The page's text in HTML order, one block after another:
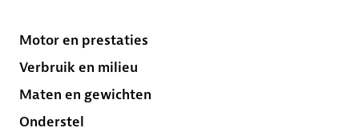
Motor en prestaties
Verbruik en milieu
Maten en gewichten
Onderstel